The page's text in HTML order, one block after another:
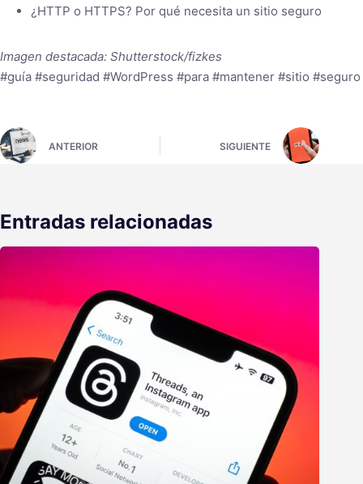
¿HTTP o HTTPS? Por qué necesita un sitio seguro
Imagen destacada: Shutterstock/fizkes
#guía #seguridad #WordPress #para #mantener #sitio #seguro
ANTERIOR SIGUIENTE
Entradas relacionadas